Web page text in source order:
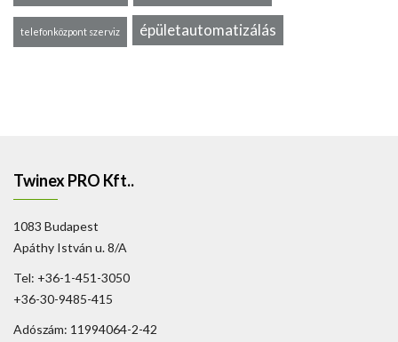
telefonközpont szerviz épületautomatizálás
Twinex PRO Kft..
1083 Budapest
Apáthy István u. 8/A
Tel: +36-1-451-3050
+36-30-9485-415
Adószám: 11994064-2-42